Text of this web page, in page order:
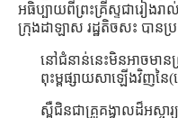
អធិប្បាយពីព្រះគ្រីស្ទជារៀងរ
ក្រុងដាឡាស រដ្ឋតិចសះ បានប្
នៅជំនាន់នេះមិនអាចមាន
ពុះម្ពផ្សាយសាឡើងវិញន
ស្ពឺជិនជាគ្រូគង្វាលដ៏អស្ច